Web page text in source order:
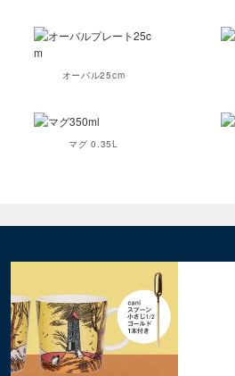
オーバル25cm
マグ 0.35L